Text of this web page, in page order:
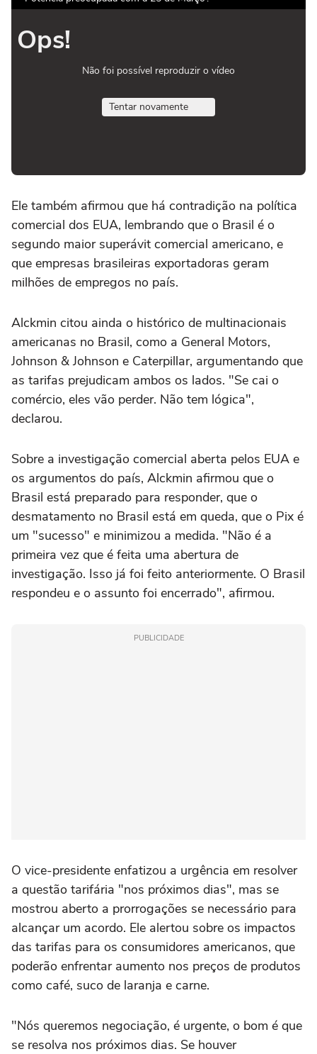
Ops!
Não foi possível reproduzir o vídeo
Tentar novamente
Ele também afirmou que há contradição na política
comercial dos EUA, lembrando que o Brasil é o
segundo maior superávit comercial americano, e
que empresas brasileiras exportadoras geram
milhões de empregos no país.
Alckmin citou ainda o histórico de multinacionais
americanas no Brasil, como a General Motors,
Johnson & Johnson e Caterpillar, argumentando que
as tarifas prejudicam ambos os lados. "Se cai o
comércio, eles vão perder. Não tem lógica",
declarou.
Sobre a investigação comercial aberta pelos EUA e
os argumentos do país, Alckmin afirmou que o
Brasil está preparado para responder, que o
desmatamento no Brasil está em queda, que o Pix é
um "sucesso" e minimizou a medida. "Não é a
primeira vez que é feita uma abertura de
investigação. Isso já foi feito anteriormente. O Brasil
respondeu e o assunto foi encerrado", afirmou.
PUBLICIDADE
O vice-presidente enfatizou a urgência em resolver
a questão tarifária "nos próximos dias", mas se
mostrou aberto a prorrogações se necessário para
alcançar um acordo. Ele alertou sobre os impactos
das tarifas para os consumidores americanos, que
poderão enfrentar aumento nos preços de produtos
como café, suco de laranja e carne.
"Nós queremos negociação, é urgente, o bom é que
se resolva nos próximos dias. Se houver